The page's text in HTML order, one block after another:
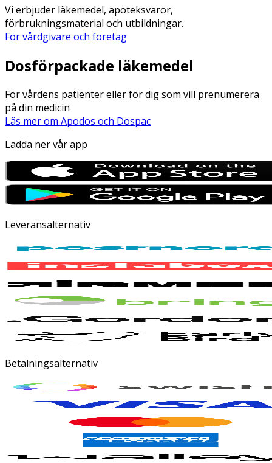
Vi erbjuder läkemedel, apoteksvaror,
förbrukningsmaterial och utbildningar.
För vårdgivare och företag
Dosförpackade läkemedel
För vårdens patienter eller för dig som vill prenumerera
på din medicin
Läs mer om Apodos och Dospac
Ladda ner vår app
Leveransalternativ
Betalningsalternativ